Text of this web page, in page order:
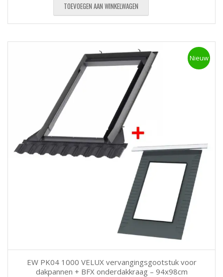
TOEVOEGEN AAN WINKELWAGEN
Nieuw
EW PK04 1000 VELUX vervangingsgootstuk voor
dakpannen + BFX onderdakkraag – 94x98cm